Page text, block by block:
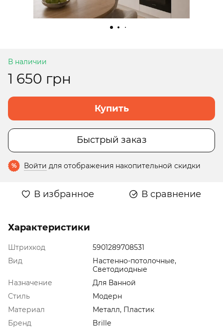
В наличии
1 650 грн
Купить
Быстрый заказ
% Войти для отображения накопительной скидки
В избранное В сравнение
Характеристики
Штрихкод
5901289708531
Вид
Настенно-потолочные,
Светодиодные
Назначение
Для Ванной
Стиль
Модерн
Материал
Металл, Пластик
Бренд
Brille